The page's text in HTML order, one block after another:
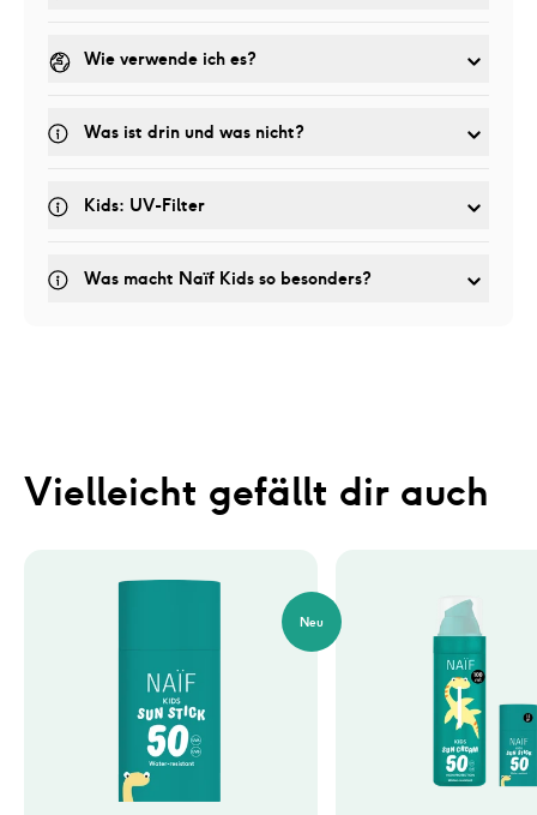
Wie verwende ich es?
Was ist drin und was nicht?
Kids: UV-Filter
Was macht Naïf Kids so besonders?
Vielleicht gefällt dir auch
Neu